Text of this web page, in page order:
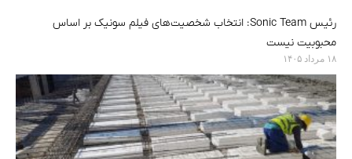
رئیس Sonic Team: انتخاب شخصیت‌های فیلم سونیک بر اساس
محبوبیت نیست
۱۸ مرداد ۱۴۰۵